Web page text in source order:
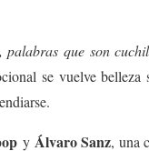
palabras que son
se vuelve
y Álvaro Sanz, una